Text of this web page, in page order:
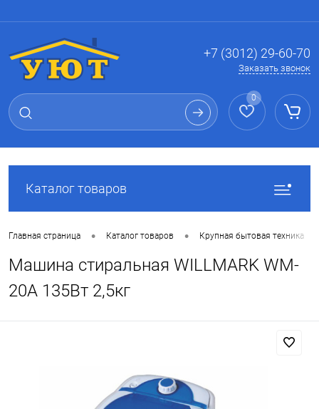
+7 (3012) 29-60-70
Заказать звонок
0
Каталог товаров
Главная страница • Каталог товаров • Крупная бытовая техника
Машина стиральная WILLMARK WM-
20A 135Вт 2,5кг